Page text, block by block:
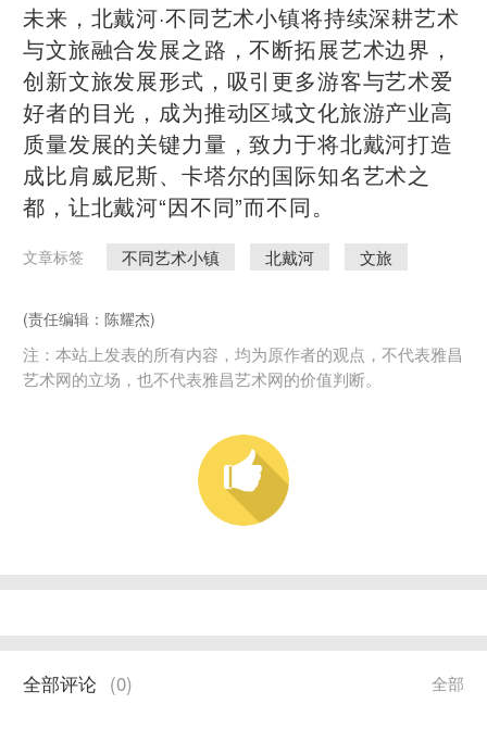
未来，北戴河·不同艺术小镇将持续深耕艺术
与文旅融合发展之路，不断拓展艺术边界，
创新文旅发展形式，吸引更多游客与艺术爱
好者的目光，成为推动区域文化旅游产业高
质量发展的关键力量，致力于将北戴河打造
成比肩威尼斯、卡塔尔的国际知名艺术之
都，让北戴河“因不同”而不同。
文章标签 不同艺术小镇 北戴河 文旅
(责任编辑：陈耀杰)
注：本站上发表的所有内容，均为原作者的观点，不代表雅昌
艺术网的立场，也不代表雅昌艺术网的价值判断。
全部
全部评论 (0)